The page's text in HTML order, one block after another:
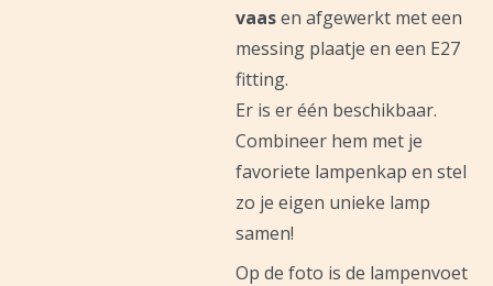
vaasen afgewerkt met een
messing plaatje en een E27
fitting.
Er is er één beschikbaar.
Combineer hem met je
favoriete lampenkap en stel
zo je eigen unieke lamp
samen!
Op de foto is de lampenvoet